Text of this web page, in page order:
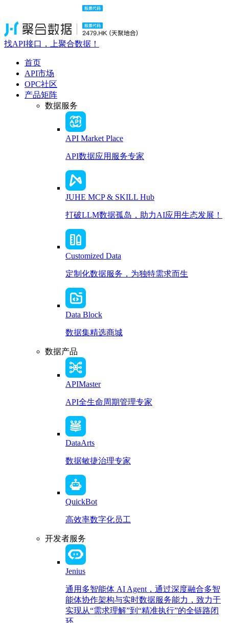
找API接口，上聚合数据！
首页
API市场
OPC社区
产品矩阵
数据服务
API Market Place
API数据应用服务专家
JUHE MCP & SKILL Hub
打破LLM数据孤岛，助力AI应用生态发展！
Customized Data
定制化数据服务，为独特需求而生
Data Block
数据集精选商城
数据产品
APIMaster
API全生命周期管理专家
DataArts
数据敏捷治理专家
QuickBot
高效率数字化员工
开发者服务
Jenius
通用多智能体 AI Agent，通过深度融合多智
能体协作架构与实时数据服务能力，致力于
实现从“需求理解”到“精准执行”的全链路闭
环